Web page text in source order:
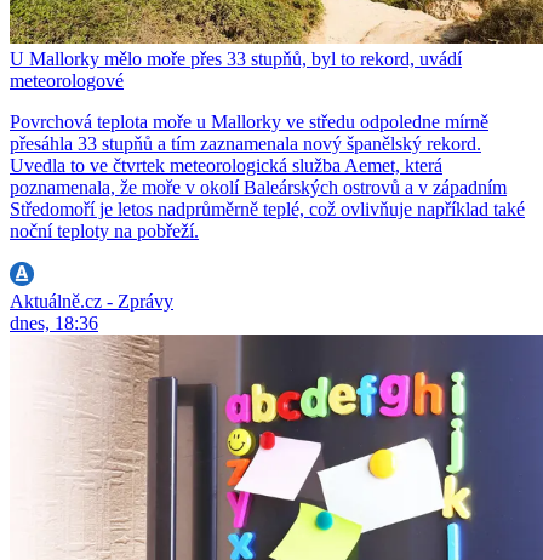
U Mallorky mělo moře přes 33 stupňů, byl to rekord, uvádí
meteorologové
Povrchová teplota moře u Mallorky ve středu odpoledne mírně
přesáhla 33 stupňů a tím zaznamenala nový španělský rekord.
Uvedla to ve čtvrtek meteorologická služba Aemet, která
poznamenala, že moře v okolí Baleárských ostrovů a v západním
Středomoří je letos nadprůměrně teplé, což ovlivňuje například také
noční teploty na pobřeží.
Aktuálně.cz - Zprávy
dnes, 18:36